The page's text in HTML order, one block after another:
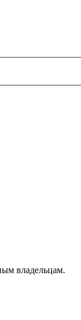
владельцам.